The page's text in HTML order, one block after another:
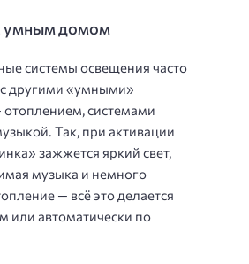
умным домом
системы освещения часто
другими «умными»
отоплением, системами
Так, при активации
зажжется яркий свет,
музыка и немного
— всё это делается
или автоматически по